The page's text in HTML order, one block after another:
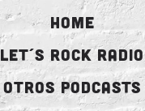
HOME
LET´S ROCK RADIO
OTROS PODCASTS